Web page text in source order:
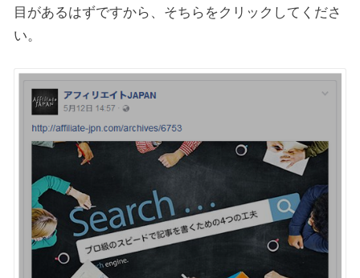
目があるはずですから、そちらをクリックしてくださ
い。